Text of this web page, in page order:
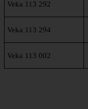
Veka 113 292
Veka 113 294
Veka 113 002